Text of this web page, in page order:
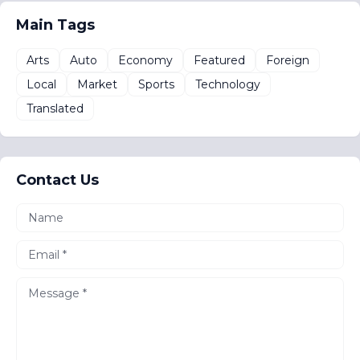
Main Tags
Arts Auto Economy Featured
Foreign
Local
Market Sports
Technology
Translated
Contact Us